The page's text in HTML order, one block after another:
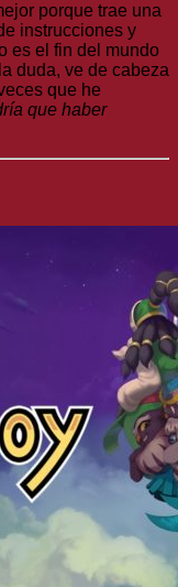
porque trae una
instrucciones y
es el fin del mundo
duda, ve de cabeza
que he
que haber